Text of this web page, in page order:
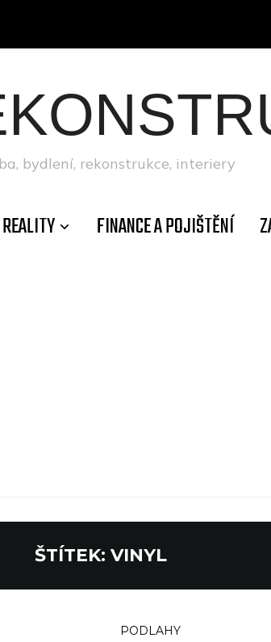
bydlení, rekonstrukce, interiery
REALITY FINANCE A POJIŠTĚNÍ
ŠTÍTEK: VINYL
PODLAHY